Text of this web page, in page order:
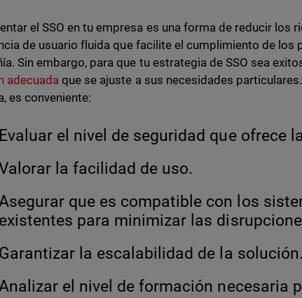
el SSO en tu empresa es una forma de reducir los
de usuario fluida que facilite el cumplimiento de los
Sin embargo, para que tu estrategia de SSO sea
adecuada que se ajuste a sus necesidades
es conveniente:
Evaluar el nivel de seguridad que ofrece
la facilidad de uso.
que es compatible con los
existentes para minimizar las
Garantizar la escalabilidad de la solución.
el nivel de formación necesaria